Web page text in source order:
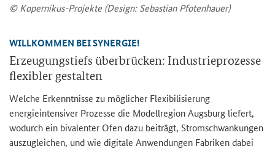
© Kopernikus-Projekte (Design: Sebastian Pfotenhauer)
WILLKOMMEN BEI SYNERGIE!
Erzeugungstiefs überbrücken: Industrieprozesse
flexibler gestalten
Welche Erkenntnisse zu möglicher Flexibilisierung
energieintensiver Prozesse die Modellregion Augsburg liefert,
wodurch ein bivalenter Ofen dazu beiträgt, Stromschwankungen
auszugleichen, und wie digitale Anwendungen Fabriken dabei